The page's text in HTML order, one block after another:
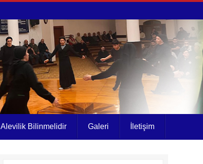
Alevilik Bilinmelidir Galeri İletişim